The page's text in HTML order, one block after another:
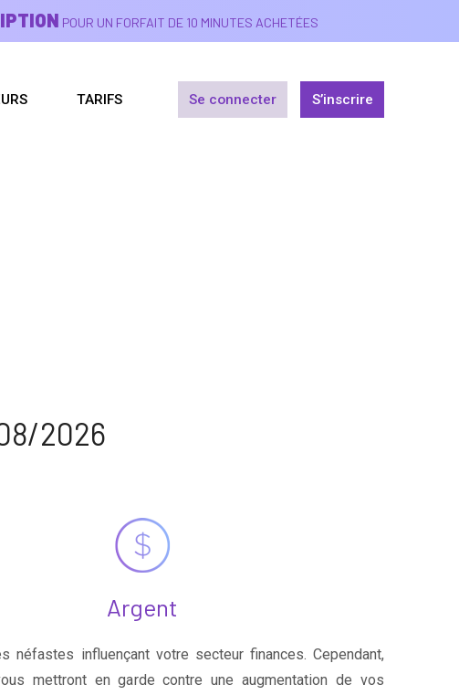
POUR UN FORFAIT DE 10 MINUTES ACHETÉES
TARIFS Se connecter S’inscrire
2026
Argent
néfastes influençant votre secteur finances. Cependant,
mettront en garde contre une augmentation de vos